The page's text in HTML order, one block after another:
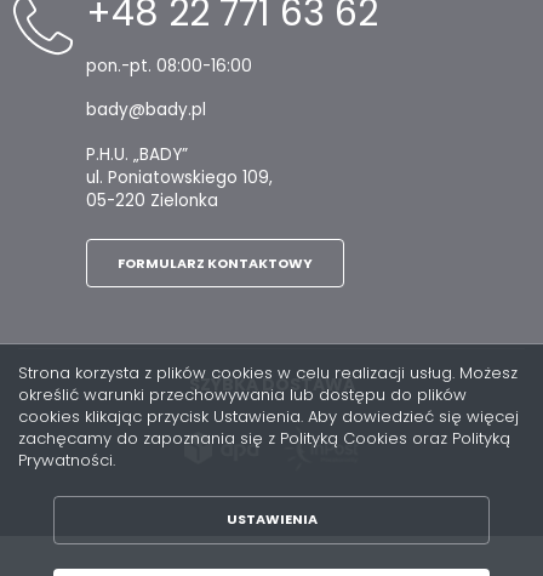
+48 22 771 63 62
pon.-pt. 08:00-16:00
bady@bady.pl
P.H.U. „BADY”
ul. Poniatowskiego 109,
05-220 Zielonka
FORMULARZ KONTAKTOWY
SZYBKA DOSTAWA
Strona korzysta z plików cookies w celu realizacji usług. Możesz
określić warunki przechowywania lub dostępu do plików
cookies klikając przycisk Ustawienia. Aby dowiedzieć się więcej
zachęcamy do zapoznania się z Polityką Cookies oraz Polityką
Prywatności.
USTAWIENIA
ZAPISZ WYBRANE